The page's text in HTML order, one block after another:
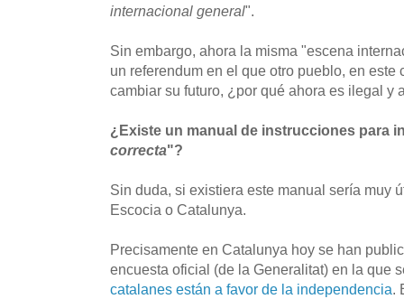
internacional general".
Sin embargo, ahora la misma "escena
un referendum en el que otro pueblo, en
cambiar su futuro, ¿por qué ahora es ilegal y
¿Existe un manual de instrucciones para
correcta"?
Sin duda, si existiera este manual sería muy
Escocia o Catalunya.
Precisamente en Catalunya hoy se han
encuesta oficial (de la Generalitat) en la que
catalanes están a favor de la independencia.